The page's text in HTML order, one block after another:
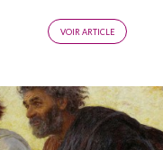
VOIR ARTICLE